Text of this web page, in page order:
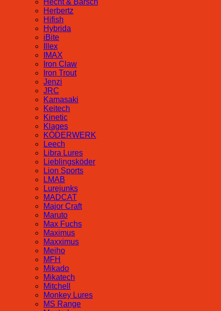
Hecht & Barsch
Herbertz
Hifish
Hybrida
iBite
Illex
IMAX
Iron Claw
Iron Trout
Jenzi
JRC
Kamasaki
Keitech
Kinetic
Klages
KÖDERWERK
Leech
Libra Lures
Lieblingsköder
Lion Sports
LMAB
Lurejunks
MADCAT
Major Craft
Maruto
Max Fuchs
Maximus
Maxximus
Meiho
MFH
Mikado
Mikatech
Mitchell
Monkey Lures
MS Range